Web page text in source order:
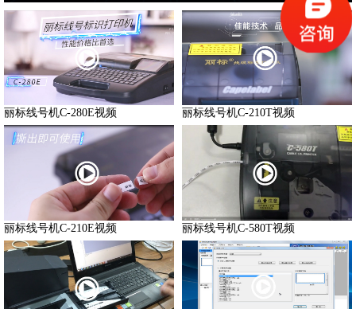
丽标线号机C-280E视频 丽标线号机C-210T视频
丽标线号机C-210E视频 丽标线号机C-580T视频